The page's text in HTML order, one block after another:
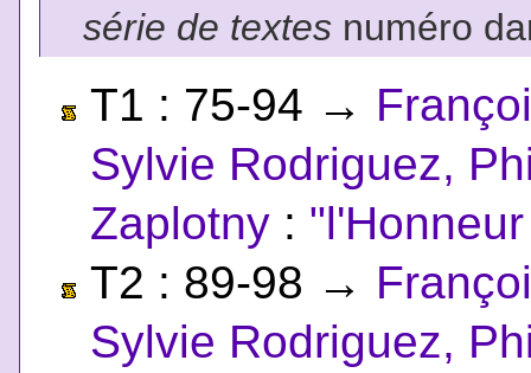
série de textesnuméro
T1 : 75-94 →
Sylvie Rodriguez,
Zaplotny :
T2 : 89-98 →
Sylvie Rodriguez,